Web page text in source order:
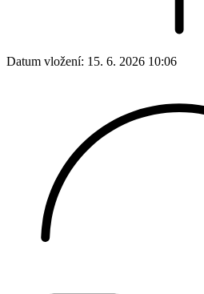
Datum vložení: 15. 6. 2026 10:06